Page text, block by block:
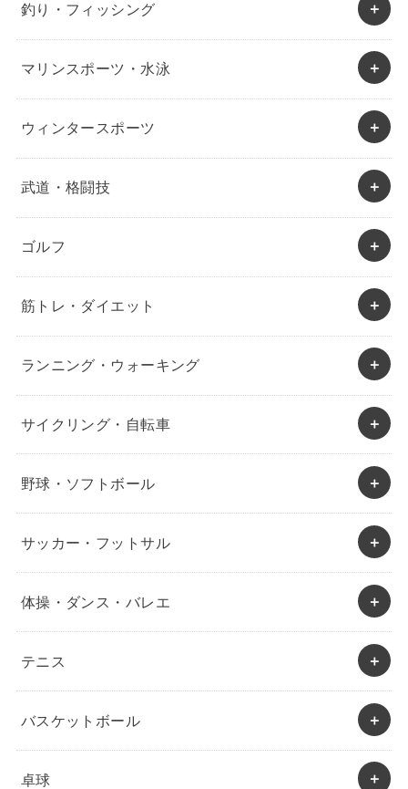
釣り・フィッシング
マリンスポーツ・水泳
ウィンタースポーツ
武道・格闘技
ゴルフ
筋トレ・ダイエット
ランニング・ウォーキング
サイクリング・自転車
野球・ソフトボール
サッカー・フットサル
体操・ダンス・バレエ
テニス
バスケットボール
卓球